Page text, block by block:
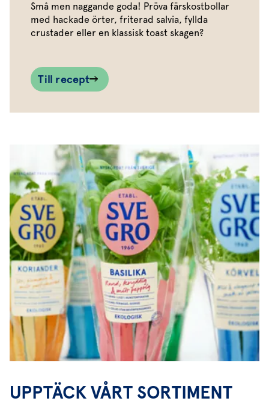
Små men naggande goda! Pröva färskostbollar
med hackade örter, friterad salvia, fyllda
crustader eller en klassisk toast skagen?
Till recept
UPPTÄCK VÅRT SORTIMENT